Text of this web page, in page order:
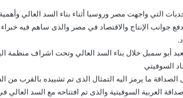
التي واجهت مصر وروسيا أثناء بناء السد العالي
ودفع جوانب الإنتاج والاقتصاد في مصر والذى ساهم فيه
أبو سمبل خلال بناء السد العالي وتحت اشراف منظمة
السوفيتي
ما يرمز اليه التمثال الذى تم تشييده بالقرب من